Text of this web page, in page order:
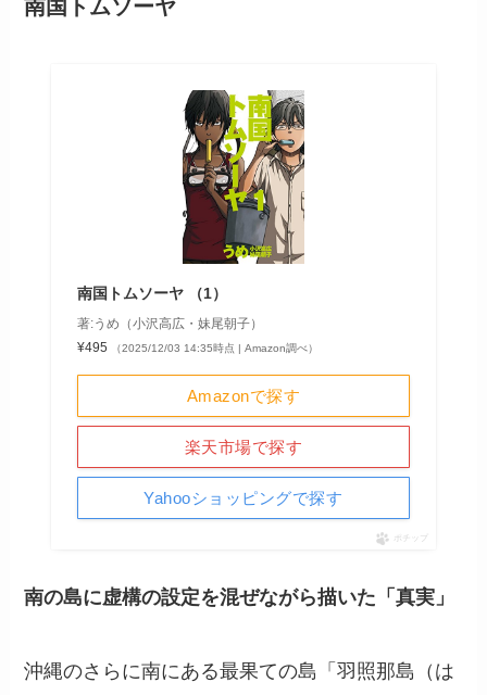
南国トムソーヤ
南国トムソーヤ （1）
著:うめ（小沢高広・妹尾朝子）
¥495
（2025/12/03 14:35時点 | Amazon調べ）
Amazonで探す
楽天市場で探す
Yahooショッピングで探す
ポチップ
南の島に虚構の設定を混ぜながら描いた「真実」
沖縄のさらに南にある最果ての島「羽照那島（は